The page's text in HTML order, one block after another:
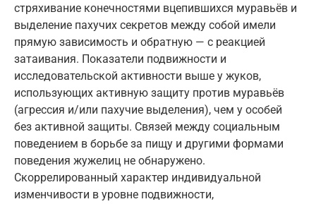
стряхивание конечностями вцепившихся муравьёв и
выделение пахучих секретов между собой имели
прямую зависимость и обратную — с реакцией
затаивания. Показатели подвижности и
исследовательской активности выше у жуков,
использующих активную защиту против муравьёв
(агрессия и/или пахучие выделения), чем у особей
без активной защиты. Связей между социальным
поведением в борьбе за пищу и другими формами
поведения жужелиц не обнаружено.
Скоррелированный характер индивидуальной
изменчивости в уровне подвижности,